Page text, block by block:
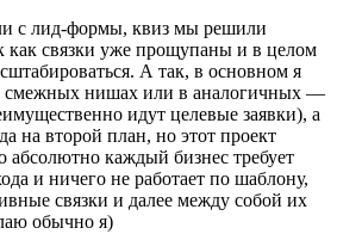
с лид-формы, квиз мы решили
как связки уже прощупаны и в целом
А так, в основном я
смежных нишах или в аналогичных —
идут целевые заявки), а
на второй план, но этот проект
абсолютно каждый бизнес требует
и ничего не работает по шаблону,
связки и далее между собой их
обычно я)